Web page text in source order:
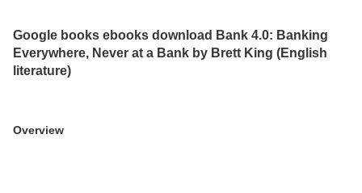
Google books ebooks download Bank 4.0: Banking
Everywhere, Never at a Bank by Brett King (English
literature)
Overview